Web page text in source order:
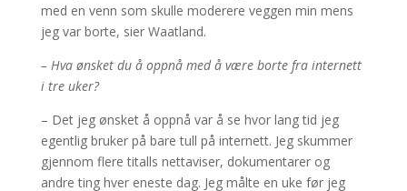
med en venn som skulle moderere veggen min mens
jeg var borte, sier Waatland.
– Hva ønsket du å oppnå med å være borte fra internett
i tre uker?
– Det jeg ønsket å oppnå var å se hvor lang tid jeg
egentlig bruker på bare tull på internett. Jeg skummer
gjennom flere titalls nettaviser, dokumentarer og
andre ting hver eneste dag. Jeg målte en uke før jeg